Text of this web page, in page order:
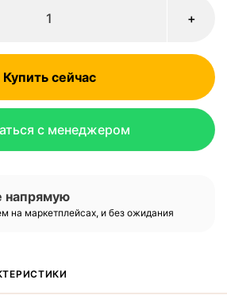
+
Купить сейчас
с менеджером
напрямую
на маркетплейсах, и без ожидания